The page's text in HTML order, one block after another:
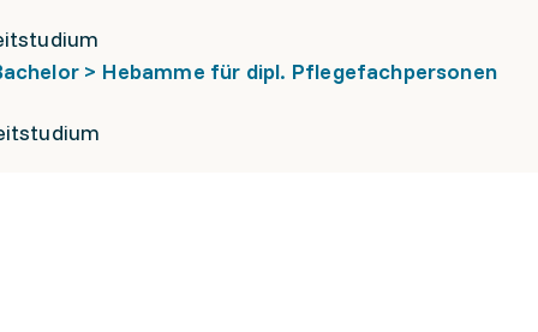
> Hebamme für dipl. Pflegefachpersonen